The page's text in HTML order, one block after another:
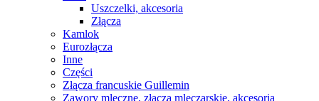
Uszczelki, akcesoria
Złącza
Kamlok
Eurozłącza
Inne
Części
Złącza francuskie Guillemin
Zawory mleczne, złącza mleczarskie, akcesoria